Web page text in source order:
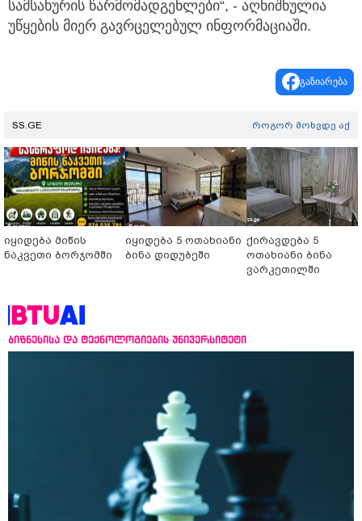
სამსახურის წარმომადგენლები“, - აღნიშნულია
უწყების მიერ გავრცელებულ ინფორმაციაში.
გაზიარება
SS.GE როგორ მოხვდე აქ
იყიდება მიწის
ნაკვეთი ბორჯომში
იყიდება 5 ოთახიანი
ბინა დიდუბეში
ქირავდება 5
ოთახიანი ბინა
ვარკეთილში
ბიზნესისა და ტექნოლოგიების უნივერსიტეტი